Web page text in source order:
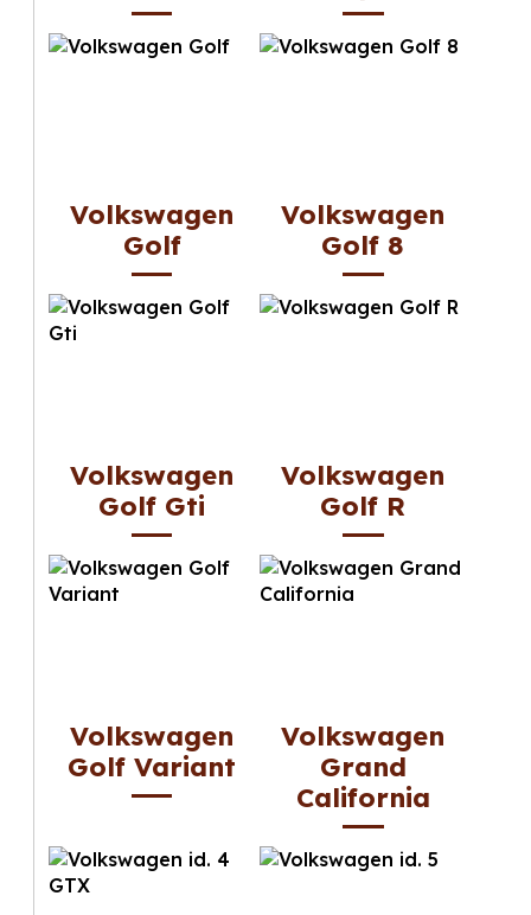
Volkswagen
Golf
Volkswagen
Golf 8
Volkswagen
Golf Gti
Volkswagen
Golf R
Volkswagen
Golf Variant
Volkswagen
Grand
California